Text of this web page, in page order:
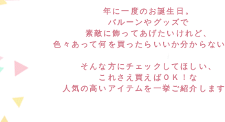
年に一度のお誕生日。
バルーンやグッズで
素敵に飾ってあげたいけれど、
色々あって何を買ったらいいか分からない
そんな方にチェックしてほしい、
これさえ買えばＯＫ！な
人気の高いアイテムを一挙ご紹介します